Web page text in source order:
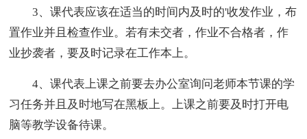
3、课代表应该在适当的时间内及时的'收发作业，布
置作业并且检查作业。若有未交者，作业不合格者，作
业抄袭者，要及时记录在工作本上。
4、课代表上课之前要去办公室询问老师本节课的学
习任务并且及时地写在黑板上。上课之前要及时打开电
脑等教学设备待课。